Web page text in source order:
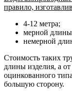
правило,
4-12 метра;
мерной
немерной
Стоимость таких
длины изделия, а
оцинкованного
большую сторону.